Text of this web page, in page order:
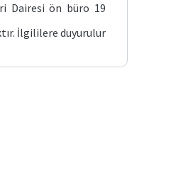
Dairesi ön büro
İlgililere duyurulur.